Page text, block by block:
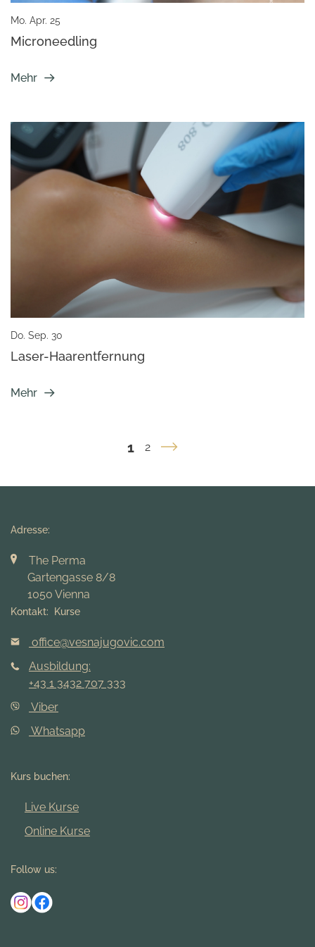
Mo. Apr. 25
Microneedling
Mehr
Do. Sep. 30
Laser-Haarentfernung
Mehr
1 2
Adresse:
The Perma
Gartengasse 8/8
1050 Vienna
Kontakt: Kurse
office@vesnajugovic.com
Ausbildung:
+43 1 3432 707 333
Viber
Whatsapp
Kurs buchen:
Live Kurse
Online Kurse
Follow us: